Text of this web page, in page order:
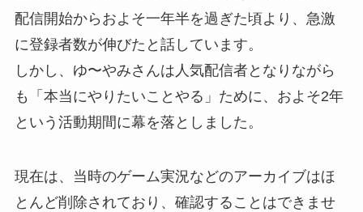
配信開始からおよそ一年半を過ぎた頃より、急激
に登録者数が伸びたと話しています。
しかし、ゆ〜やみさんは人気配信者となりながら
も「本当にやりたいことやる」ために、およそ2年
という活動期間に幕を落としました。
現在は、当時のゲーム実況などのアーカイブはほ
とんど削除されており、確認することはできませ